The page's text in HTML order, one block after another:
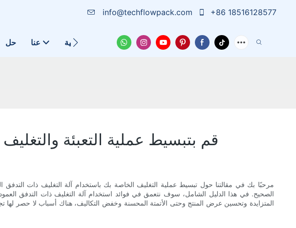
info@techflowpack.com +86 18516128577
حل عنا القضية الاتصال بنا
قم بتبسيط عملية التعبئة
مرحبًا بك في مقالتنا حول تبسيط عملية التغليف الخاصة بك باستخدام آلة التغليف ذات
الصحيح. في هذا الدليل الشامل، سوف نتعمق في فوائد استخدام آلة التغليف ذات التدفق
المتزايدة وتحسين عرض المنتج وحتى الأتمتة المحسنة وخفض التكاليف، هناك أسباب لا حصر لها